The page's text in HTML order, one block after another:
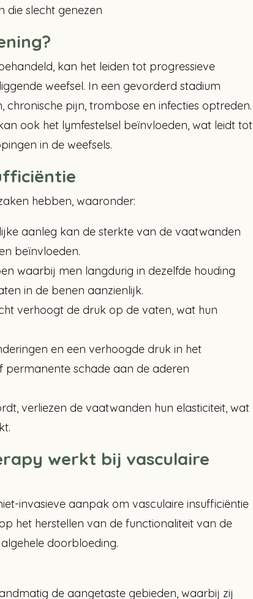
die slecht genezen
kan het leiden tot progressieve
weefsel. In een gevorderd stadium
chronische pijn, trombose en infecties optreden.
ook het lymfestelsel beïnvloeden, wat leidt tot
in de weefsels.
hebben, waaronder:
aanleg kan de sterkte van de vaatwanden
beïnvloeden.
waarbij men langdurig in dezelfde houding
in de benen aanzienlijk.
verhoogt de druk op de vaten, wat hun
en een verhoogde druk in het
schade aan de aderen
verliezen de vaatwanden hun elasticiteit, wat
werkt bij vasculaire
invasieve aanpak om vasculaire insufficiëntie
het herstellen van de functionaliteit van de
doorbloeding.
de aangetaste gebieden, waarbij zij